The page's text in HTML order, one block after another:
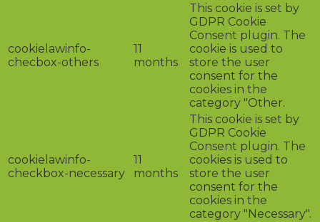
cookielawinfo-
checbox-others
11
months
This cookie is set by
GDPR Cookie
Consent plugin. The
cookie is used to
store the user
consent for the
cookies in the
category "Other.
cookielawinfo-
checkbox-necessary
11
months
This cookie is set by
GDPR Cookie
Consent plugin. The
cookies is used to
store the user
consent for the
cookies in the
category "Necessary".